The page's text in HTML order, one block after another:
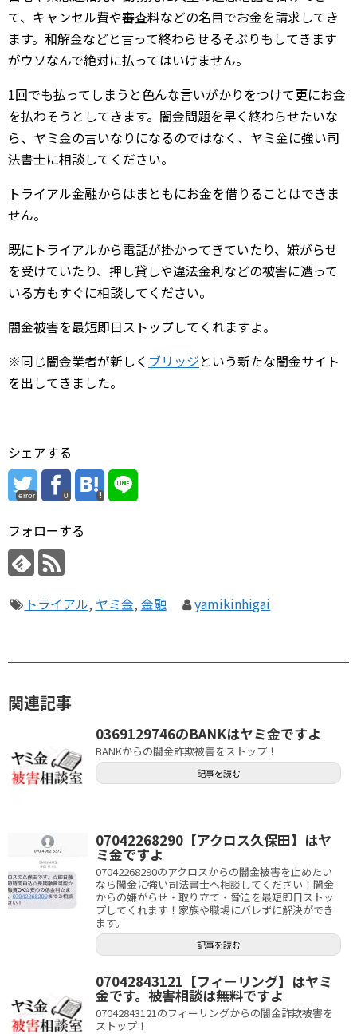
て、キャンセル費や審査料などの名目でお金を請求してき
ます。和解金などと言って終わらせるそぶりもしてきます
がウソなんで絶対に払ってはいけません。
1回でも払ってしまうと色んな言いがかりをつけて更にお金
を払わそうとしてきます。闇金問題を早く終わらせたいな
ら、ヤミ金の言いなりになるのではなく、ヤミ金に強い司
法書士に相談してください。
トライアル金融からはまともにお金を借りることはできま
せん。
既にトライアルから電話が掛かってきていたり、嫌がらせ
を受けていたり、押し貸しや違法金利などの被害に遭って
いる方もすぐに相談してください。
闇金被害を最短即日ストップしてくれますよ。
※同じ闇金業者が新しく ブリッジという新たな闇金サイト
を出してきました。
シェアする
error 0
フォローする
トライアル, ヤミ金, 金融 yamikinhigai
関連記事
0369129746のBANKはヤミ金ですよ
BANKからの闇金詐欺被害をストップ！
記事を読む
07042268290【アクロス久保田】はヤ
ミ金ですよ
07042268290のアクロスからの闇金被害を止めたい
なら闇金に強い司法書士へ相談してください！闇金
からの嫌がらせ・取り立て・脅迫を最短即日ストッ
プしてくれます！家族や職場にバレずに解決ができ
ます。
記事を読む
07042843121【フィーリング】はヤミ
金です。被害相談は無料ですよ
07042843121のフィーリングからの闇金詐欺被害を
ストップ！